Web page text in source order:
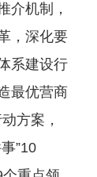
介机制，
，深化要
系建设行
最优营商
方案，
”10